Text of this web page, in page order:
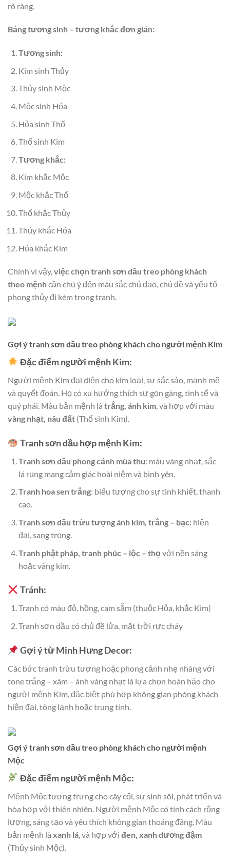
rõ ràng.
Bảng tương sinh – tương khắc đơn giản:
Tương sinh:
Kim sinh Thủy
Thủy sinh Mộc
Mộc sinh Hỏa
Hỏa sinh Thổ
Thổ sinh Kim
Tương khắc:
Kim khắc Mộc
Mộc khắc Thổ
Thổ khắc Thủy
Thủy khắc Hỏa
Hỏa khắc Kim
Chính vì vậy,việc chọn tranh sơn dầu treo phòng khách
theo mệnhcần chú ý đến màu sắc chủ đạo, chủ đề và yếu tố
phong thủy đi kèm trong tranh.
Gợi ý tranh sơn dầu treo phòng khách cho người mệnh Kim
Đặc điểm người mệnh Kim:
Người mệnh Kim đại diện cho kim loại, sự sắc sảo, mạnh mẽ
và quyết đoán. Họ có xu hướng thích sự gọn gàng, tinh tế và
quý phái. Màu bản mệnh là trắng, ánh kim, và hợp với màu
vàng nhạt, nâu đất (Thổ sinh Kim).
Tranh sơn dầu hợp mệnh Kim:
Tranh sơn dầu phong cảnh mùa thu: màu vàng nhạt, sắc
lá rụng mang cảm giác hoài niệm và bình yên.
Tranh hoa sen trắng: biểu tượng cho sự tinh khiết, thanh
cao.
Tranh sơn dầu trừu tượng ánh kim, trắng – bạc: hiện
đại, sang trọng.
Tranh phật pháp, tranh phúc – lộc – thọ với nền sáng
hoặc vàng kim.
Tránh:
Tranh có màu đỏ, hồng, cam sẫm (thuộc Hỏa, khắc Kim)
Tranh sơn dầu có chủ đề lửa, mặt trời rực cháy
Gợi ý từ Minh Hưng Decor:
Các bức tranh trừu tượng hoặc phong cảnh nhẹ nhàng với
tone trắng – xám – ánh vàng nhạt là lựa chọn hoàn hảo cho
người mệnh Kim, đặc biệt phù hợp không gian phòng khách
hiện đại, tông lạnh hoặc trung tính.
Gợi ý tranh sơn dầu treo phòng khách cho người mệnh
Mộc
Đặc điểm người mệnh Mộc:
Mệnh Mộc tượng trưng cho cây cối, sự sinh sôi, phát triển và
hòa hợp với thiên nhiên. Người mệnh Mộc có tính cách rộng
lượng, sáng tạo và yêu thích không gian thoáng đãng. Màu
bản mệnh là xanh lá , và hợp với đen, xanh dương đậm
(Thủy sinh Mộc).